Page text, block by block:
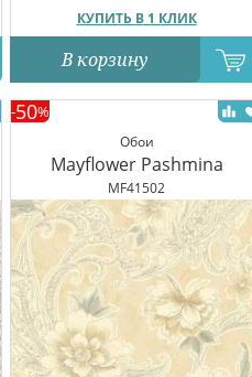
КУПИТЬ В 1 КЛИК
В корзину
Обои
Mayflower Pashmina
MF41502
-50%